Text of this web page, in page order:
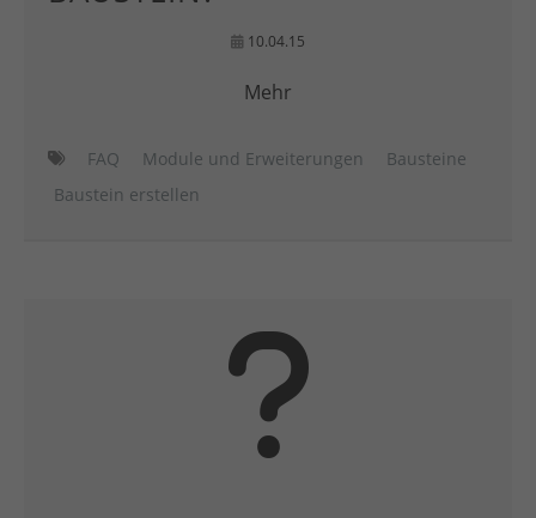
10.04.15
Mehr
FAQ Module und Erweiterungen
Bausteine
Baustein erstellen